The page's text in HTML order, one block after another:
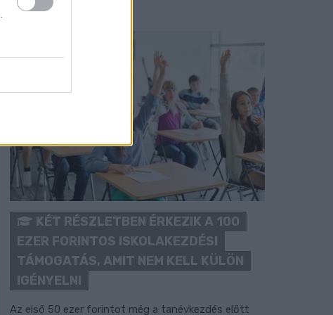
KÉT RÉSZLETBEN ÉRKEZIK A 100
EZER FORINTOS ISKOLAKEZDÉSI
TÁMOGATÁS, AMIT NEM KELL KÜLÖN
IGÉNYELNI
Az első 50 ezer forintot még a tanévkezdés előtt